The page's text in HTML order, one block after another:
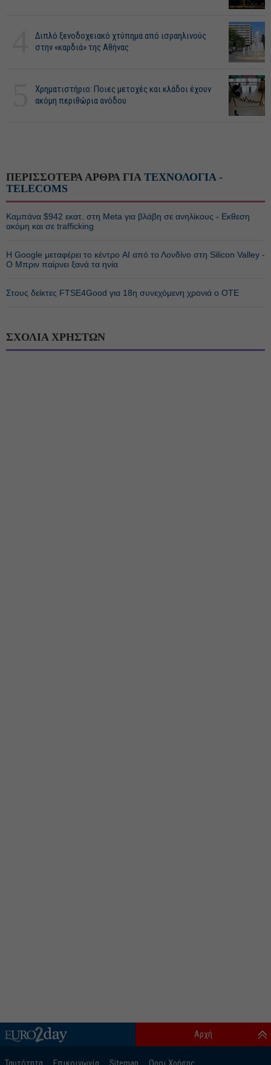
Διπλό ξενοδοχειακό χτύπημα από ισραηλινούς
στην «καρδιά» της Αθήνας
Χρηματιστήριο: Ποιες μετοχές και κλάδοι έχουν
ακόμη περιθώρια ανόδου
ΠΕΡΙΣΣΟΤΕΡΑ ΑΡΘΡΑ ΓΙΑ ΤΕΧΝΟΛΟΓΙΑ -
TELECOMS
Καμπάνα $942 εκατ. στη Meta για βλάβη σε ανηλίκους - Εκθεση
ακόμη και σε trafficking
Η Google μεταφέρει το κέντρο AI από το Λονδίνο στη Silicon Valley -
Ο Μπριν παίρνει ξανά τα ηνία
Στους δείκτες FTSE4Good για 18η συνεχόμενη χρονιά ο ΟΤΕ
ΣΧΟΛΙΑ ΧΡΗΣΤΩΝ
Αρχή